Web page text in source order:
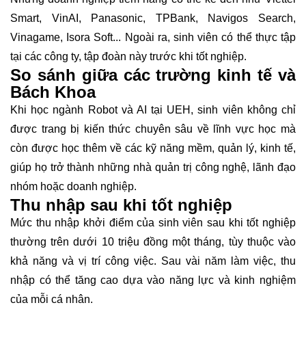
Smart, VinAI, Panasonic, TPBank, Navigos Search,
Vinagame, Isora Soft... Ngoài ra, sinh viên có thể thực tập
tại các công ty, tập đoàn này trước khi tốt nghiệp.
So sánh giữa các trường kinh tế và
Bách Khoa
Khi học ngành Robot và AI tại UEH, sinh viên không chỉ
được trang bị kiến thức chuyên sâu về lĩnh vực học mà
còn được học thêm về các kỹ năng mềm, quản lý, kinh tế,
giúp họ trở thành những nhà quản trị công nghệ, lãnh đạo
nhóm hoặc doanh nghiệp.
Thu nhập sau khi tốt nghiệp
Mức thu nhập khởi điểm của sinh viên sau khi tốt nghiệp
thường trên dưới 10 triệu đồng một tháng, tùy thuộc vào
khả năng và vị trí công việc. Sau vài năm làm việc, thu
nhập có thể tăng cao dựa vào năng lực và kinh nghiệm
của mỗi cá nhân.